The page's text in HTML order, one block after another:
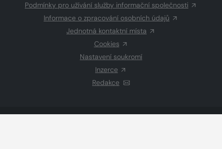
Podmínky pro užívání služby informační společnosti
Informace o zpracování osobních údajů
Jednotná kontaktní místa
Cookies
Nastavení soukromí
Inzerce
Redakce